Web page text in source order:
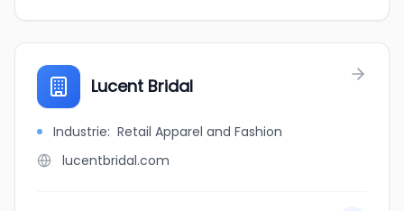
Lucent Bridal
Industrie: Retail Apparel and Fashion
lucentbridal.com